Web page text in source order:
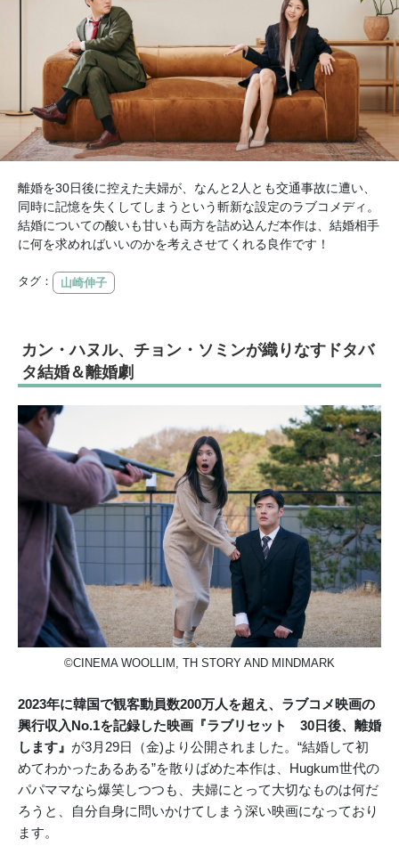
離婚を30日後に控えた夫婦が、なんと2人とも交通事故に遭い、
同時に記憶を失くしてしまうという斬新な設定のラブコメディ。
結婚についての酸いも甘いも両方を詰め込んだ本作は、結婚相手
に何を求めればいいのかを考えさせてくれる良作です！
タグ： 山崎伸子
カン・ハヌル、チョン・ソミンが織りなすドタバ
タ結婚＆離婚劇
©CINEMA WOOLLIM, TH STORY AND MINDMARK
2023年に韓国で観客動員数200万人を超え、ラブコメ映画の
興行収入No.1を記録した映画『ラブリセット 30日後、離婚
します』 が3月29日（金)より公開されました。“結婚して初
めてわかったあるある”を散りばめた本作は、Hugkum世代の
パパママなら爆笑しつつも、夫婦にとって大切なものは何だ
ろうと、自分自身に問いかけてしまう深い映画になっており
ます。